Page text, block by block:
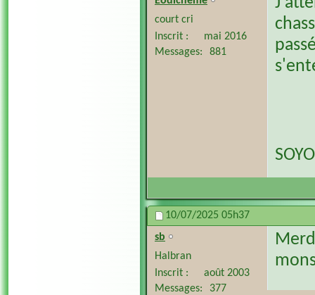
court cri
Inscrit
mai 2016
Messages
881
10/07/2025 05h37
sb
Halbran
Inscrit
août 2003
Messages
377